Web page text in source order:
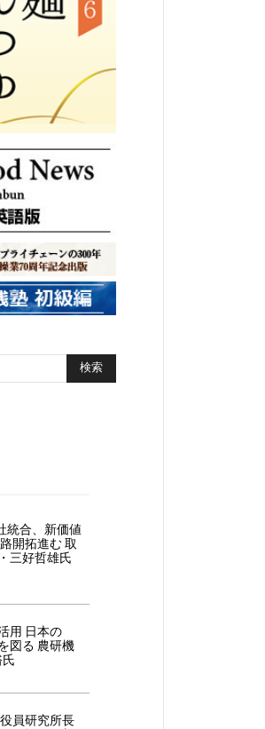
統合、新価値
開拓進む 取
三好哲雄氏
用 日本の
図る 農研機
員研究所長